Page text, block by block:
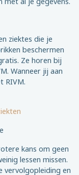
ziektes die je
beschermen
Ze horen bij
Wanneer jij aan
RIVM.
kans om geen
lessen missen.
vervolgopleiding en